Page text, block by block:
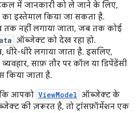
में जानकारी को ले जाने के लिए,
का इस्तेमाल किया जा सकता है.
तक नहीं लगाया जाता, जब तक कोई
ऑब्जेक्ट को देख रहा हो.
धीरे-धीरे लगाया जाता है. इसलिए,
साफ़ तौर पर कॉल या डिपेंडेंसी
किया जाता है.
आपको ViewModel ऑब्जेक्ट के
की ज़रूरत है, तो ट्रांसफ़ॉर्मेशन एक